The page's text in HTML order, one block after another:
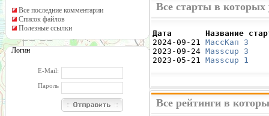
Все последние комментарии
Список файлов
Полезные ссылки
Логин
E-Mail:
Пароль
Все старты в которых
Дата       Название
2024-09-21 МассКап 3
2023-09-24 Masscup 3
2023-05-21 Masscup 1
Все рейтинги в